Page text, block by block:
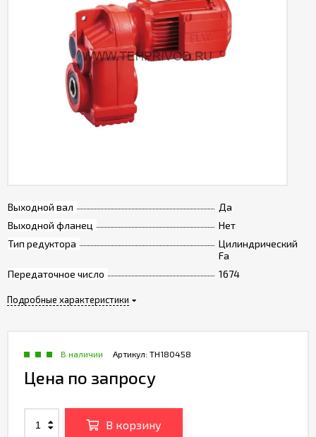
Выходной вал
Да
Выходной фланец
Нет
Тип редуктора
Цилиндрический
Fa
Передаточное число
1674
Подробные характеристики
Артикул: TH180458
В наличии
Цена по запросу
В корзину